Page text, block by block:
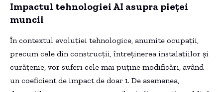
Impactul tehnologiei AI asupra pieței
muncii
În contextul evoluției tehnologice, anumite ocupații,
precum cele din construcții, întreținerea instalațiilor și
curățenie, vor suferi cele mai puține modificări, având
un coeficient de impact de doar 1. De asemenea,